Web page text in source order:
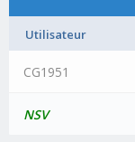
Utilisateur
CG1951
NSV